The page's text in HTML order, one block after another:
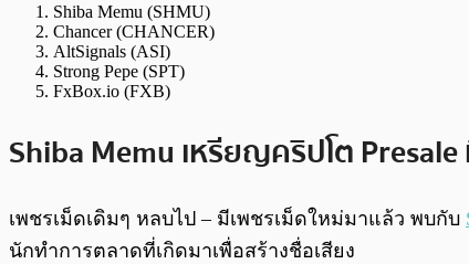
Shiba Memu (SHMU)
Chancer (CHANCER)
AltSignals (ASI)
Strong Pepe (SPT)
FxBox.io (FXB)
Shiba Memu เหรียญคริปโต
เพชรเม็ดเดิมๆ หลบไป – มีเพชรเม็ดใหม่มาแล้ว พบกับ
นักทำการตลาดที่เกิดมาเพื่อสร้างชื่อเสียง